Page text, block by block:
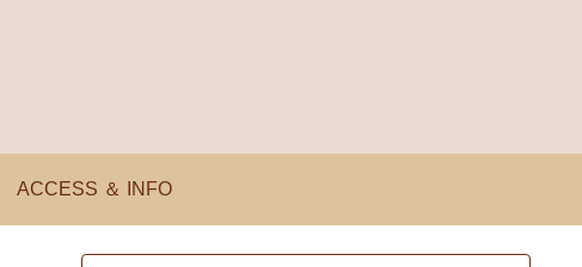
ACCESS ＆ INFO